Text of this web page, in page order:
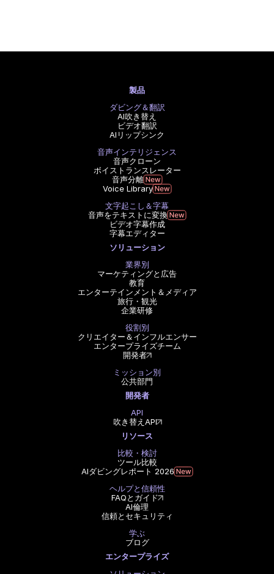
製品
ダビング＆翻訳
AI吹き替え
ビデオ翻訳
AIリップシンク
音声インテリジェンス
音声クローン
ボイストランスレーター
音声分離
Voice Library
文字起こし＆字幕
音声をテキストに変換
ビデオ字幕作成
字幕エディター
ソリューション
業界別
マーケティングと広告
教育
エンターテインメント＆メディア
旅行・観光
企業研修
役割別
クリエイター＆インフルエンサー
エンタープライズチーム
開発者
ミッション別
公共部門
開発者
API
吹き替えAPI
リソース
比較・検討
ツール比較
AIダビングレポート 2026
ヘルプと信頼性
FAQとガイド
AI倫理
信頼とセキュリティ
学ぶ
ブログ
エンタープライズ